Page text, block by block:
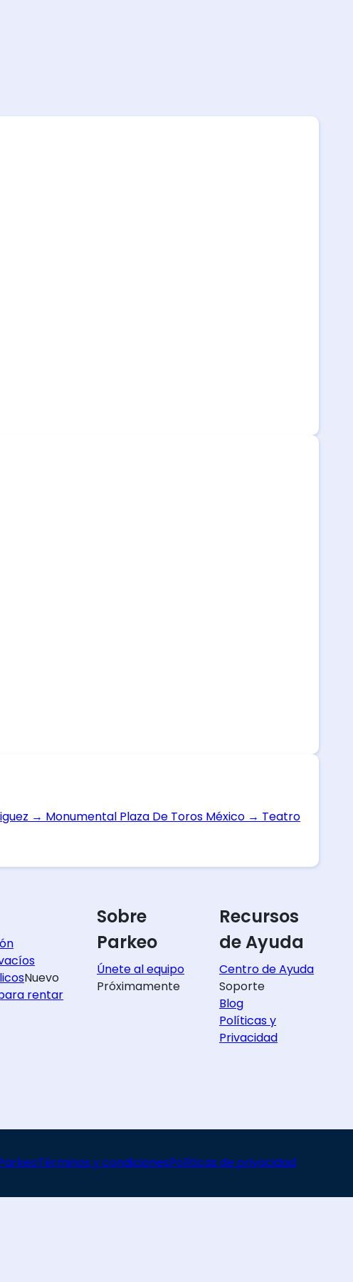
→ Monumental Plaza De Toros México → Teatro
Nuevo
rentar
Recursos
de Ayuda
Centro de Ayuda
Soporte
Blog
Políticas y
Privacidad
Sobre
Parkeo
Únete al equipo
Próximamente
Términos y condicionesPolíticas de privacidad